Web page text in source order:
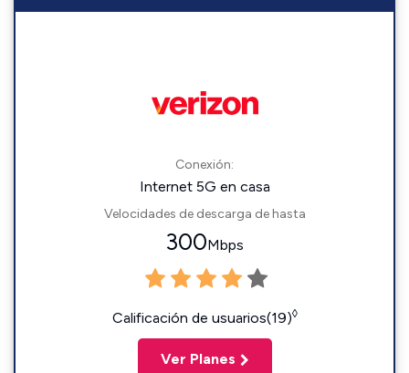
Conexión:
Internet 5G en casa
Velocidades de descarga de hasta
300Mbps
Calificación de usuarios(19)◊
Ver Planes